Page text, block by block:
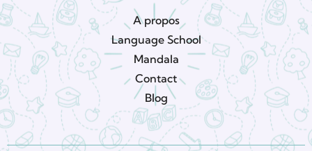
A propos
Language School
Mandala
Contact
Blog